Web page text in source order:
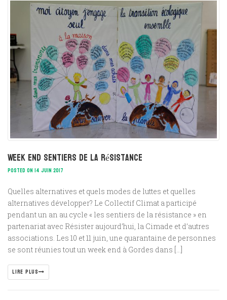
Week end Sentiers de la résistance
POSTED ON 14 JUIN 2017
Quelles alternatives et quels modes de luttes et quelles
alternatives développer? Le Collectif Climat a participé
pendant un an au cycle « les sentiers de la résistance » en
partenariat avec Résister aujourd’hui, la Cimade et d’autres
associations. Les 10 et 11 juin, une quarantaine de personnes
se sont réunies tout un week end à Gordes dans […]
LIRE PLUS